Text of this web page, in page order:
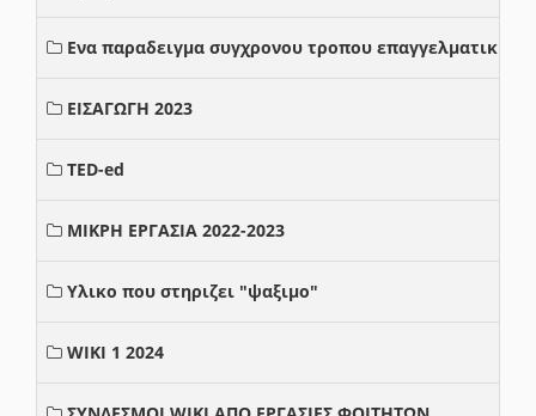
Ενα παραδειγμα συγχρονου τροπου επαγγελματικης
ΕΙΣΑΓΩΓΗ 2023
TED-ed
ΜΙΚΡΗ ΕΡΓΑΣΙΑ 2022-2023
Υλικο που στηριζει "ψαξιμο"
WIKI 1 2024